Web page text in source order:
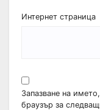
Интернет страница
Запазване на
браузър за